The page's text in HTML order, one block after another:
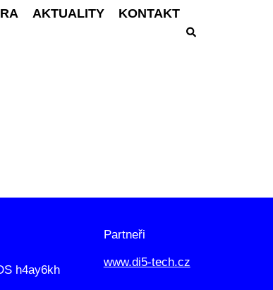
AKTUALITY KONTAKT
h4ay6kh
Partneři
www.di5-tech.cz